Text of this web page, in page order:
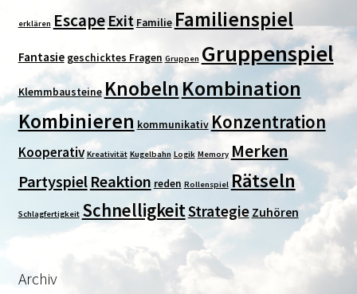
erklären Escape Exit FamilieFamilienspiel
Fantasie geschicktes Fragen Gruppen Gruppenspiel
KlemmbausteineKnobelnKombination
Kombinieren kommunikativKonzentration
Kooperativ Kreativität Kugelbahn Logik Memory Merken
Partyspiel Reaktion reden Rollenspiel Rätseln
Schlagfertigkeit SchnelligkeitStrategie Zuhören
Archiv